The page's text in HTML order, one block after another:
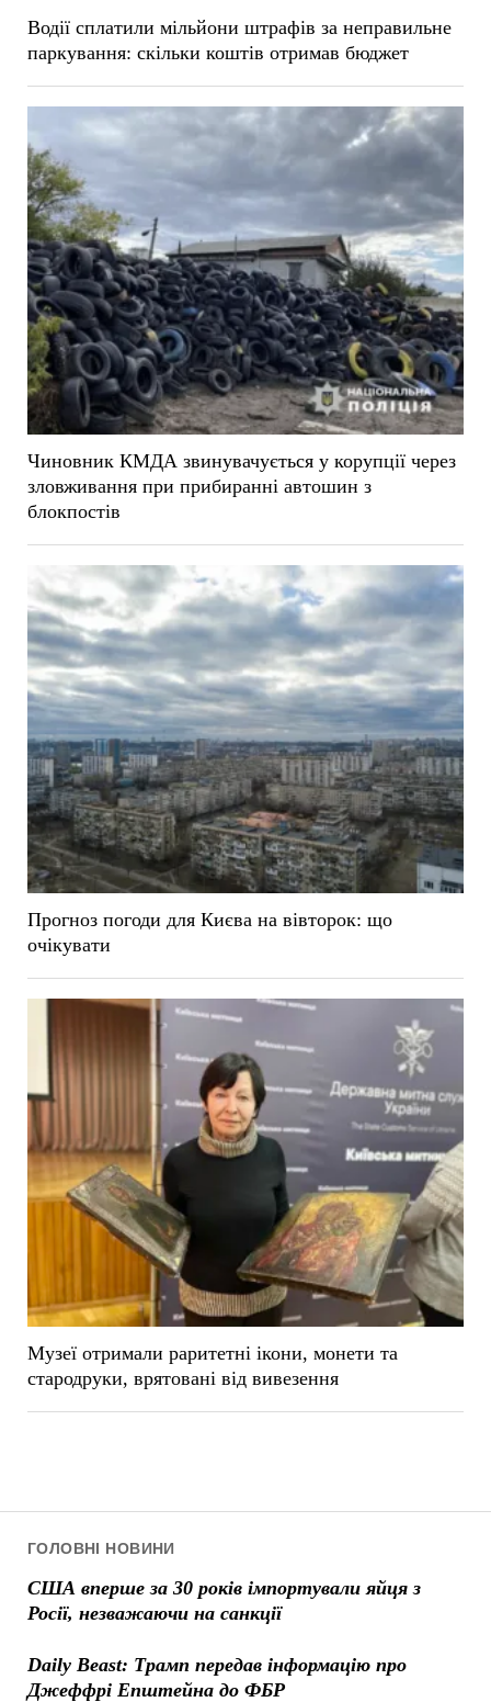
ГОЛОВНІ НОВИНИ
США вперше за 30 років імпортували яйця з
Росії, незважаючи на санкції
Daily Beast: Трамп передав інформацію про
Джеффрі Епштейна до ФБР
Водії сплатили мільйони штрафів за неправильне
паркування: скільки коштів отримав бюджет
Чиновник КМДА звинувачується у корупції через
зловживання при прибиранні автошин з
блокпостів
Прогноз погоди для Києва на вівторок: що
очікувати
Музеї отримали раритетні ікони, монети та
стародруки, врятовані від вивезення